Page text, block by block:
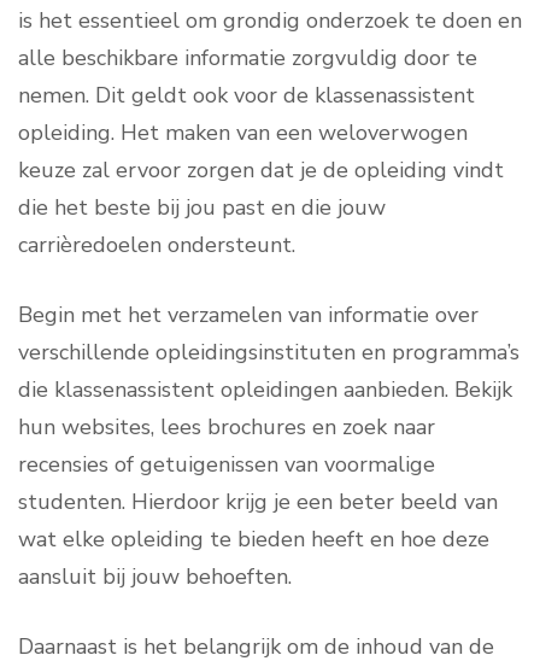
is het essentieel om grondig onderzoek te doen en
alle beschikbare informatie zorgvuldig door te
nemen. Dit geldt ook voor de klassenassistent
opleiding. Het maken van een weloverwogen
keuze zal ervoor zorgen dat je de opleiding vindt
die het beste bij jou past en die jouw
carrièredoelen ondersteunt.
Begin met het verzamelen van informatie over
verschillende opleidingsinstituten en programma’s
die klassenassistent opleidingen aanbieden. Bekijk
hun websites, lees brochures en zoek naar
recensies of getuigenissen van voormalige
studenten. Hierdoor krijg je een beter beeld van
wat elke opleiding te bieden heeft en hoe deze
aansluit bij jouw behoeften.
Daarnaast is het belangrijk om de inhoud van de